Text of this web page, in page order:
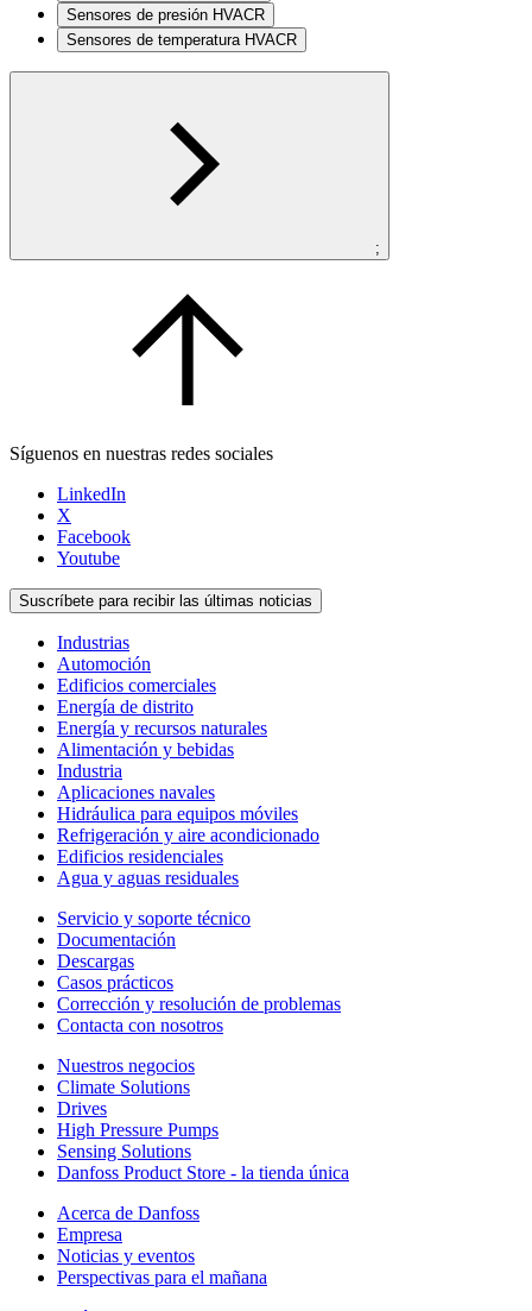
Sensores de presión HVACR
Sensores de temperatura HVACR
;
Síguenos en nuestras redes sociales
LinkedIn
X
Facebook
Youtube
Suscríbete para recibir las últimas noticias
Industrias
Automoción
Edificios comerciales
Energía de distrito
Energía y recursos naturales
Alimentación y bebidas
Industria
Aplicaciones navales
Hidráulica para equipos móviles
Refrigeración y aire acondicionado
Edificios residenciales
Agua y aguas residuales
Servicio y soporte técnico
Documentación
Descargas
Casos prácticos
Corrección y resolución de problemas
Contacta con nosotros
Nuestros negocios
Climate Solutions
Drives
High Pressure Pumps
Sensing Solutions
Danfoss Product Store - la tienda única
Acerca de Danfoss
Empresa
Noticias y eventos
Perspectivas para el mañana